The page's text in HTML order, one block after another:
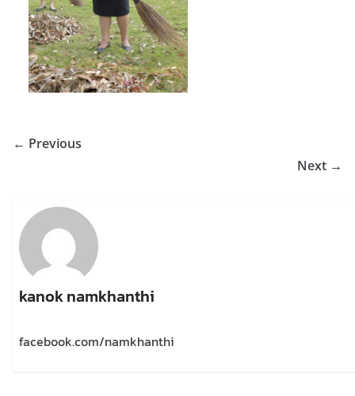
← Previous
Next →
kanok namkhanthi
facebook.com/namkhanthi